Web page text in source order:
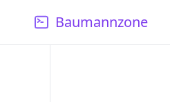
Baumannzone